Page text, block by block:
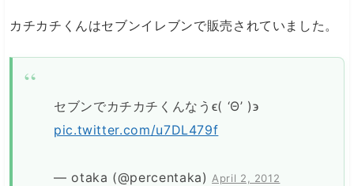
カチカチくんはセブンイレブンで販売されていました。
セブンでカチカチくんなうϵ( ‘Θ’ )϶
pic.twitter.com/u7DL479f
— otaka (@percentaka) April 2, 2012